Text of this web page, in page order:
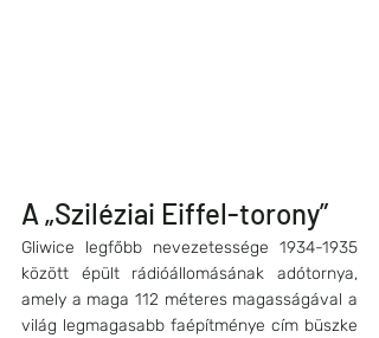
A „Sziléziai Eiffel-torony”
Gliwice legfőbb nevezetessége 1934-1935
között épült rádióállomásának adótornya,
amely a maga 112 méteres magasságával a
világ legmagasabb faépítménye cím büszke